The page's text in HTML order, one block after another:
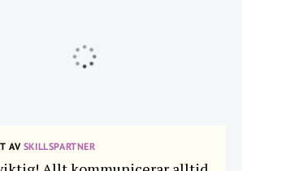
AVSKILLSPARTNER